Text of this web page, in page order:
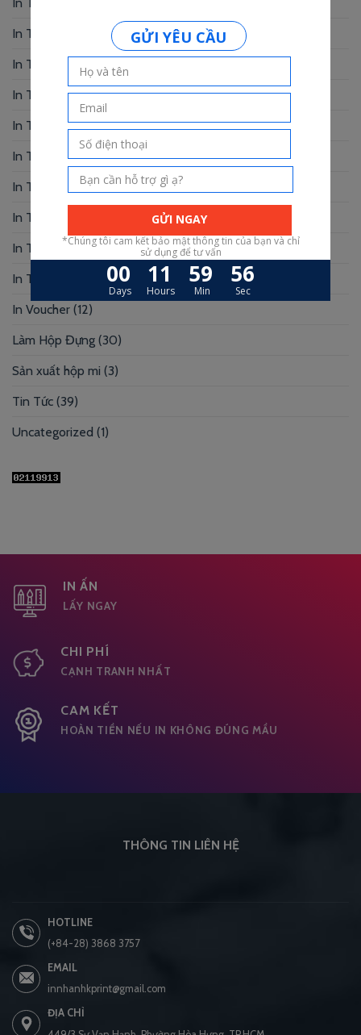
In Thẻ Nhân Viên
(3)
In Thẻ Nhựa
In Thiệp Chúc Mừng(6)
In Thiệp Cưới(33)
In Thiệp Mời(6)
In Tờ Rơi
In Tranh
In Truyện Tranh (4)
In Túi Giấy
In Voucher (12)
Làm Hộp Đựng (30)
Sản xuất hộp mi (3)
Tin Tức (39)
Uncategorized (1)
IN ẤN
LẤY NGAY
CHI PHÍ
CẠNH TRANH NHẤT
CAM KẾT
HOÀN TIỀN NẾU IN KHÔNG ĐÚNG MẦU
THÔNG TIN LIÊN HỆ
HOTLINE
(+84-28) 3868 3757
EMAIL
innhanhkprint@gmail.com
ĐỊA CHỈ